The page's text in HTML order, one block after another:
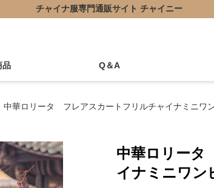
チャイナ服専門通販サイト チャイニー
品 Q＆A
中華ロリータ フレアスカートフリルチャイナミニワ
中華ロリー
イナミニワン